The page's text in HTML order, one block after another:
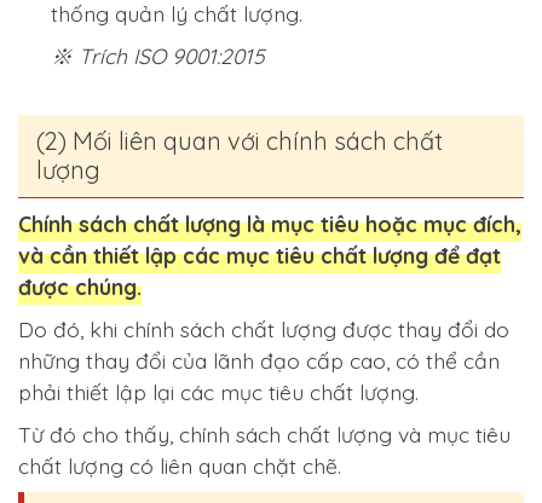
thống quản lý chất lượng.
※ Trích ISO 9001:2015
(2) Mối liên quan với chính sách chất
lượng
Chính sách chất lượng là mục tiêu hoặc mục đích,
và cần thiết lập các mục tiêu chất lượng để đạt
được chúng.
Do đó, khi chính sách chất lượng được thay đổi do
những thay đổi của lãnh đạo cấp cao, có thể cần
phải thiết lập lại các mục tiêu chất lượng.
Từ đó cho thấy, chính sách chất lượng và mục tiêu
chất lượng có liên quan chặt chẽ.